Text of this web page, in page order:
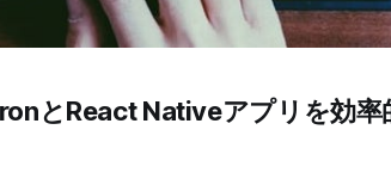
とReact Nativeアプリを効率